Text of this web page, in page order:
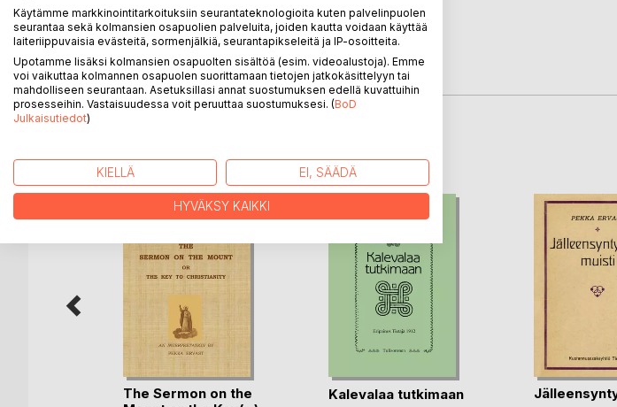
9. Uskon mysterio
10. Ihmisen näkymättömät ruumiit
11. Kuoleman jälkeen
12. Mitä hyötyä on teosofiasta?
LISÄÄ KIRJOJA BoD:LLA
The Sermon on the
Kalevalaa tutkimaan
Käytämme markkinointitarkoituksiin seurantateknologioita kuten palvelinpuolen
seurantaa sekä kolmansien osapuolien palveluita, joiden kautta voidaan käyttää
laiteriippuvaisia evästeitä, sormenjälkiä, seurantapikseleitä ja IP-osoitteita.
Upotamme lisäksi kolmansien osapuolten sisältöä (esim. videoalustoja). Emme
voi vaikuttaa kolmannen osapuolen suorittamaan tietojen jatkokäsittelyyn tai
mahdolliseen seurantaan. Asetuksillasi annat suostumuksen edellä kuvattuihin
prosesseihin. Vastaisuudessa voit peruuttaa suostumuksesi. (BoD
Julkaisutiedot)
KIELLÄ EI, SÄÄDÄ
HYVÄKSY KAIKKI